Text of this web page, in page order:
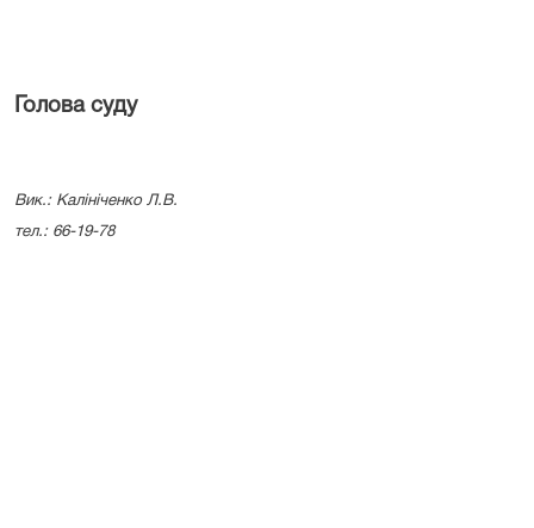
Голова суду
Вик.: Калініченко Л.В.
тел.: 66-19-78